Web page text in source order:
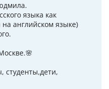
языка как
английском языке)
студенты,дети,